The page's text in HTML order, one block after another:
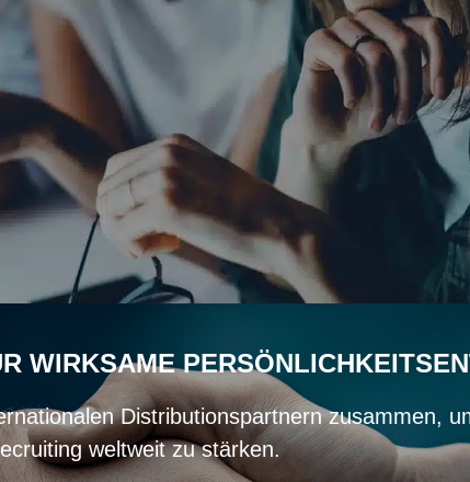
WIRKSAME
Distributionspartnern zusammen,
weltweit zu stärken.